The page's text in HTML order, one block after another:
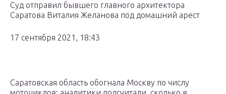
Суд отправил бывшего главного архитектора
Саратова Виталия Желанова под домашний арест
17 сентября 2021, 18:43
Саратовская область обогнала Москву по числу